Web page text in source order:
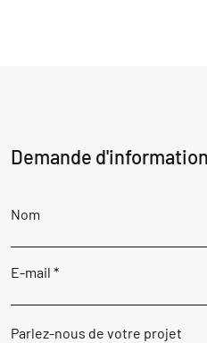
Demande
Nom
E-mail
Parlez-nous de votre projet